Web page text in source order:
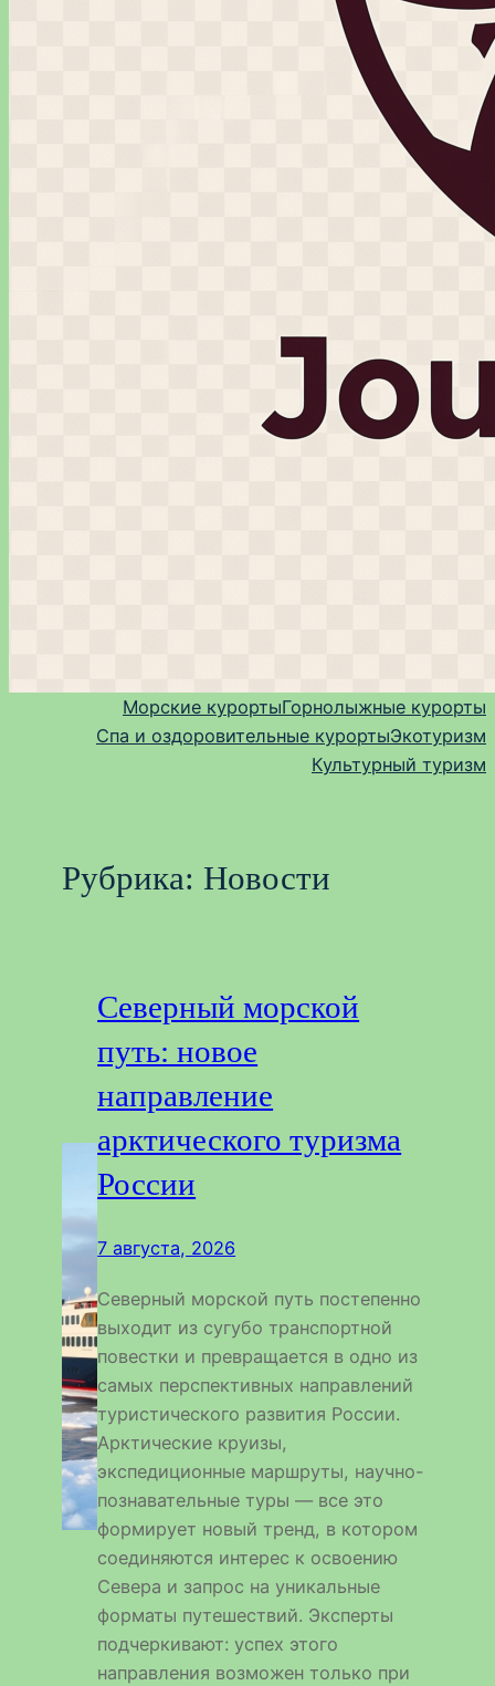
Морские курортыГорнолыжные курорты
Спа и оздоровительные курортыЭкотуризм
Культурный туризм
Рубрика: Новости
Северный морской
путь: новое
направление
арктического туризма
России
7 августа, 2026
Северный морской путь постепенно
выходит из сугубо транспортной
повестки и превращается в одно из
самых перспективных направлений
туристического развития России.
Арктические круизы,
экспедиционные маршруты, научно-
познавательные туры — все это
формирует новый тренд, в котором
соединяются интерес к освоению
Севера и запрос на уникальные
форматы путешествий. Эксперты
подчеркивают: успех этого
направления возможен только при